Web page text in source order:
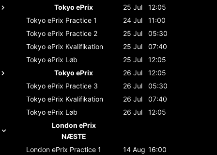
Tokyo ePrix
25 Jul
12:05
Tokyo ePrix Practice 1 24 Jul
11:00
Tokyo ePrix Practice 2 25 Jul
05:30
Tokyo ePrix Kvalifikation 25 Jul
07:40
Tokyo ePrix Løb 25 Jul
12:05
Tokyo ePrix
26 Jul
12:05
Tokyo ePrix Practice 3 26 Jul
05:30
Tokyo ePrix Kvalifikation 26 Jul
07:40
Tokyo ePrix Løb 26 Jul
12:05
London ePrix
NÆSTE
London ePrix Practice 1 14 Aug 16:00